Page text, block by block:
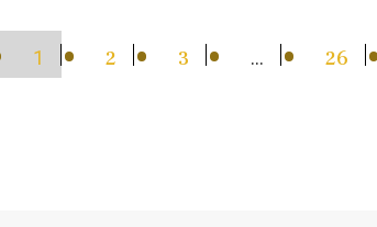
1 2 3 … 26